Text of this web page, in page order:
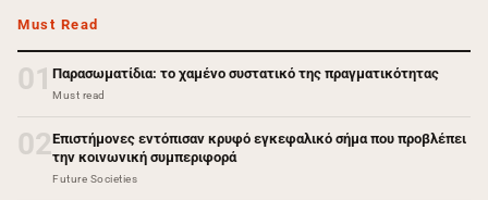
Must Read
01 Παρασωματίδια: το χαμένο συστατικό της πραγματικότητας
Must read
02Επιστήμονες εντόπισαν κρυφό εγκεφαλικό σήμα που προβλέπει
την κοινωνική συμπεριφορά
Future Societies